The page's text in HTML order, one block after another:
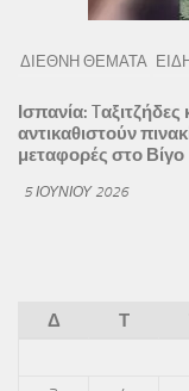
ΔΙΕΘΝΗ ΘΕΜΑΤΑ
Ισπανία:
αντικαθιστούν
μεταφορές στο Βίγο
5 ΙΟΥΝΊΟΥ 2026
Δ Τ